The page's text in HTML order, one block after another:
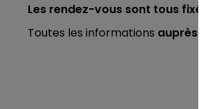
Les rendez-vous sont tous fixés à
Toutes les informations auprès du